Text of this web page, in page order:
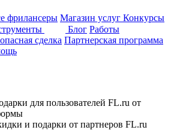
фрилансеры Магазин услуг Конкурсы
Блог Работы
сделка Партнерская программа
для пользователей FL.ru от
и подарки от партнеров FL.ru